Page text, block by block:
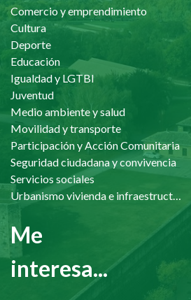
Comercio y emprendimiento
Cultura
Deporte
Educación
Igualdad y LGTBI
Juventud
Medio ambiente y salud
Movilidad y transporte
Participación y Acción Comunitaria
Seguridad ciudadana y convivencia
Servicios sociales
Urbanismo vivienda e infraestructuras
Me
interesa...